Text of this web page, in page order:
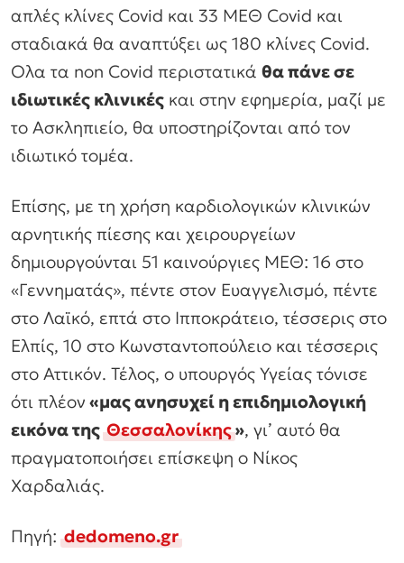
απλές κλίνες Covid και 33 ΜΕΘ Covid και
σταδιακά θα αναπτύξει ως 180 κλίνες Covid.
Ολα τα non Covid περιστατικά θα πάνε σε
ιδιωτικές κλινικές και στην εφημερία, μαζί με
το Ασκληπιείο, θα υποστηρίζονται από τον
ιδιωτικό τομέα.
Επίσης, με τη χρήση καρδιολογικών κλινικών
αρνητικής πίεσης και χειρουργείων
δημιουργούνται 51 καινούργιες ΜΕΘ: 16 στο
«Γεννηματάς», πέντε στον Ευαγγελισμό, πέντε
στο Λαϊκό, επτά στο Ιπποκράτειο, τέσσερις στο
Ελπίς, 10 στο Κωνσταντοπούλειο και τέσσερις
στο Αττικόν. Τέλος, ο υπουργός Υγείας τόνισε
ότι πλέον «μας ανησυχεί η επιδημιολογική
εικόνα τηςΘεσσαλονίκης», γι’ αυτό θα
πραγματοποιήσει επίσκεψη ο Νίκος
Χαρδαλιάς.
Πηγή:dedomeno.gr